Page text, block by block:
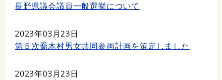
長野県議会議員一般選挙について
2023年03月23日
第５次喬木村男女共同参画計画を策定しました
2023年03月23日